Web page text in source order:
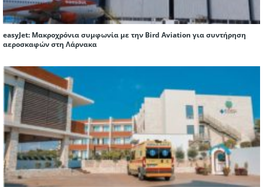
easyJet: Μακροχρόνια συμφωνία με την Bird Aviation για συντήρηση
αεροσκαφών στη Λάρνακα